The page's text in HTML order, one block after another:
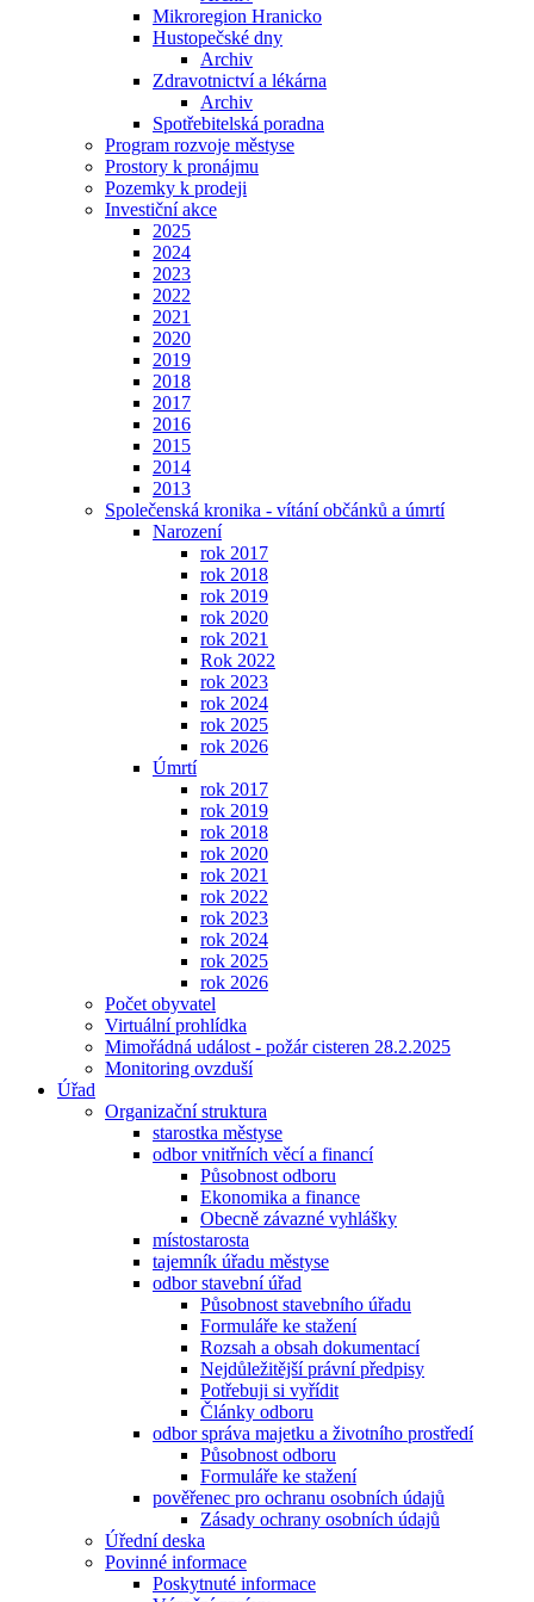
Mikroregion Hranicko
Hustopečské dny
Archiv
Zdravotnictví a lékárna
Archiv
Spotřebitelská poradna
Program rozvoje městyse
Prostory k pronájmu
Pozemky k prodeji
Investiční akce
2025
2024
2023
2022
2021
2020
2019
2018
2017
2016
2015
2014
2013
Společenská kronika - vítání občánků a úmrtí
Narození
rok 2017
rok 2018
rok 2019
rok 2020
rok 2021
Rok 2022
rok 2023
rok 2024
rok 2025
rok 2026
Úmrtí
rok 2017
rok 2019
rok 2018
rok 2020
rok 2021
rok 2022
rok 2023
rok 2024
rok 2025
rok 2026
Počet obyvatel
Virtuální prohlídka
Mimořádná událost - požár cisteren 28.2.2025
Monitoring ovzduší
Úřad
Organizační struktura
starostka městyse
odbor vnitřních věcí a financí
Působnost odboru
Ekonomika a finance
Obecně závazné vyhlášky
místostarosta
tajemník úřadu městyse
odbor stavební úřad
Působnost stavebního úřadu
Formuláře ke stažení
Rozsah a obsah dokumentací
Nejdůležitější právní předpisy
Potřebuji si vyřídit
Články odboru
odbor správa majetku a životního prostředí
Působnost odboru
Formuláře ke stažení
pověřenec pro ochranu osobních údajů
Zásady ochrany osobních údajů
Úřední deska
Povinné informace
Poskytnuté informace